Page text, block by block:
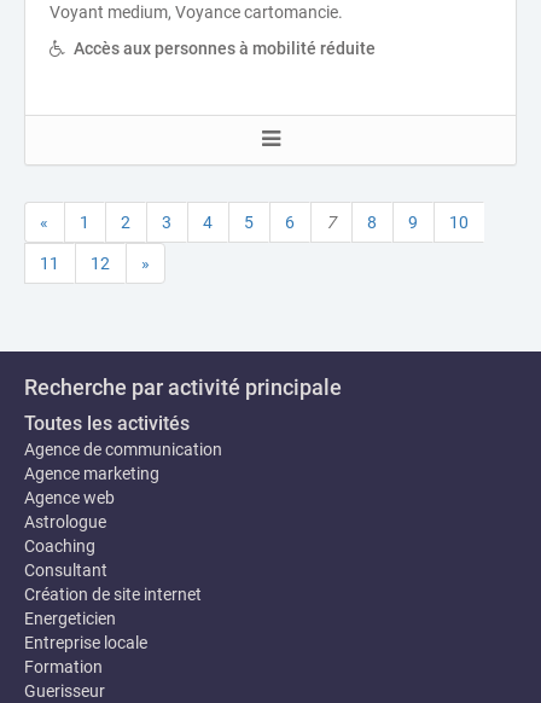
Voyant medium, Voyance cartomancie.
Accès aux personnes à mobilité réduite
« 1 2 3 4 5 6 7 8 9 10
11 12 »
Recherche par activité principale
Toutes les activités
Agence de communication
Agence marketing
Agence web
Astrologue
Coaching
Consultant
Création de site internet
Energeticien
Entreprise locale
Formation
Guerisseur